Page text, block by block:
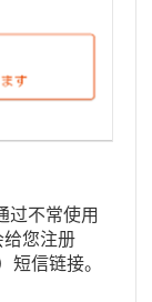
过不常使用
您注册
信链接。